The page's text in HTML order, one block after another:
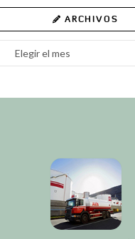
ARCHIVOS
Archivos